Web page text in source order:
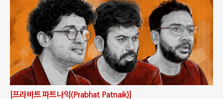
[프라바트 파트나익(Prabhat Patnaik)]